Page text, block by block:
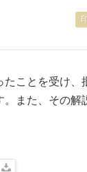
たことを受け、
また、その解